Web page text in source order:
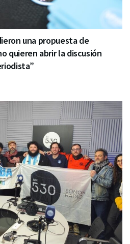
una propuesta de
quieren abrir la discusión